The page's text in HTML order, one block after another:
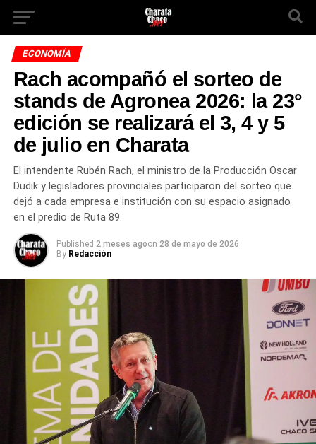
ECONOMÍA
Rach acompañó el sorteo de
stands de Agronea 2026: la 23°
edición se realizará el 3, 4 y 5
de julio en Charata
El intendente Rubén Rach, el ministro de la Producción Oscar
Dudik y legisladores provinciales participaron del sorteo que
dejó a cada empresa e institución con su espacio asignado
en el predio de Ruta 89.
Published 2 meses agoon 28 de mayo de 2026
By Redacción